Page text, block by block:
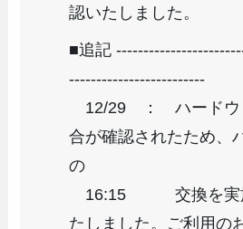
認いたしました。
■追記
-------------------------
12/29 ： ハードウ
合が確認されたため、
の
16:15 交換を実
たしました。ご利用の